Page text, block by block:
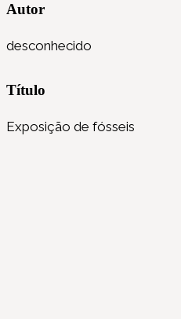
Autor
desconhecido
Título
Exposição de fósseis